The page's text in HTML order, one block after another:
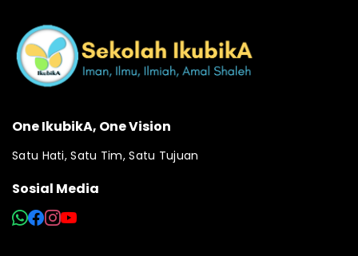
One IkubikA, One Vision
Satu Hati, Satu Tim, Satu Tujuan
Sosial Media